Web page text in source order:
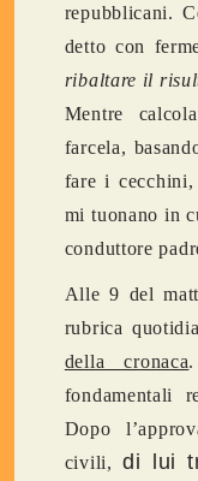
repubblicani.
detto con
ribaltare il
Mentre
farcela,
fare i cecchini,
mi tuonano in
conduttore
Alle 9 del
rubrica
della cronaca
fondamentali
Dopo
civili,di lui